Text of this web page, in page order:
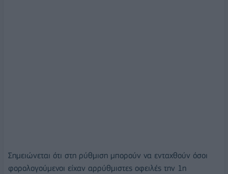
Σημειώνεται ότι στη ρύθμιση μπορούν να ενταχθούν όσοι
φορολογούμενοι είχαν αρρύθμιστες οφειλές την 1η